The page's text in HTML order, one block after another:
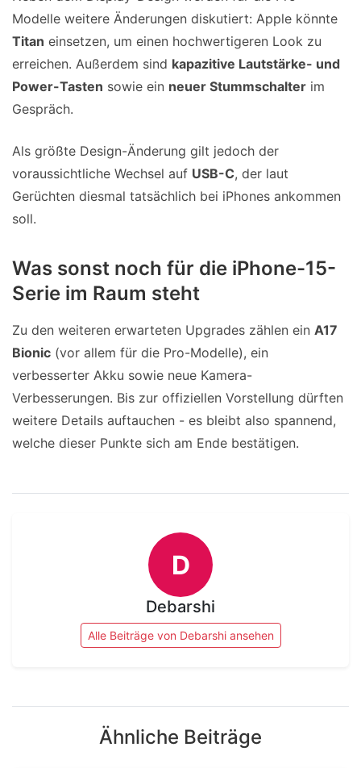
Modelle weitere Änderungen diskutiert: Apple könnte
Titan einsetzen, um einen hochwertigeren Look zu
erreichen. Außerdem sind kapazitive Lautstärke- und
Power-Tasten sowie ein neuer Stummschalter im
Gespräch.
Als größte Design-Änderung gilt jedoch der
voraussichtliche Wechsel auf USB-C, der laut
Gerüchten diesmal tatsächlich bei iPhones ankommen
soll.
Was sonst noch für die iPhone-15-
Serie im Raum steht
Zu den weiteren erwarteten Upgrades zählen ein A17
Bionic (vor allem für die Pro-Modelle), ein
verbesserter Akku sowie neue Kamera-
Verbesserungen. Bis zur offiziellen Vorstellung dürften
weitere Details auftauchen - es bleibt also spannend,
welche dieser Punkte sich am Ende bestätigen.
D
Debarshi
Alle Beiträge von Debarshi ansehen
Ähnliche Beiträge